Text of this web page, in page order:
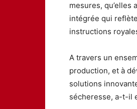
mesures,
intégrée qui
instructions
A travers un
production, et à
solutions
sécheresse, a-t-il